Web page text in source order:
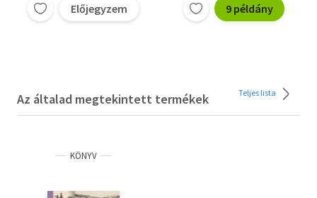
Előjegyzem 9 példány
Az általad megtekintett termékek Teljes lista
KÖNYV